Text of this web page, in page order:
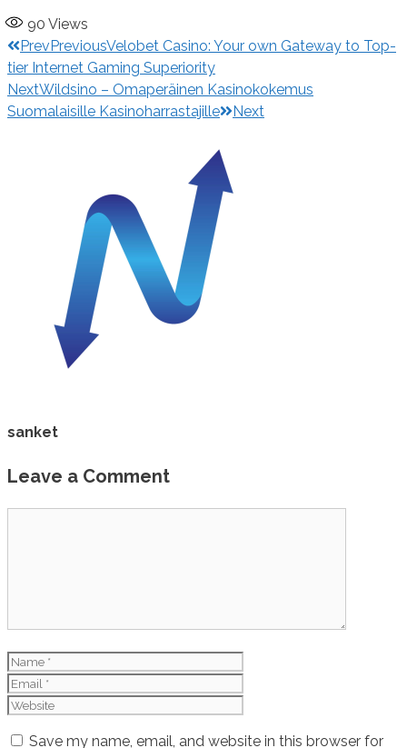
90 Views
Prev PreviousVelobet Casino: Your own Gateway to Top-
tier Internet Gaming Superiority
NextWildsino – Omaperäinen Kasinokokemus
Suomalaisille Kasinoharrastajille
Next
sanket
Leave a Comment
Name
Save my name, email, and website in this browser for